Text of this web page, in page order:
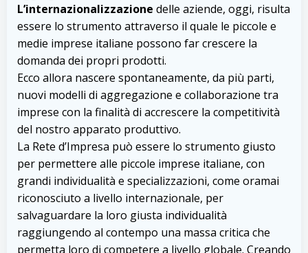
L’internazionalizzazione delle aziende, oggi, risulta
essere lo strumento attraverso il quale le piccole e
medie imprese italiane possono far crescere la
domanda dei propri prodotti.
Ecco allora nascere spontaneamente, da più parti,
nuovi modelli di aggregazione e collaborazione tra
imprese con la finalità di accrescere la competitività
del nostro apparato produttivo.
La Rete d’Impresa può essere lo strumento giusto
per permettere alle piccole imprese italiane, con
grandi individualità e specializzazioni, come oramai
riconosciuto a livello internazionale, per
salvaguardare la loro giusta individualità
raggiungendo al contempo una massa critica che
permetta loro di competere a livello globale. Creando